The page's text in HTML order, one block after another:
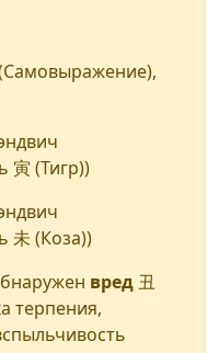
寅 (Тигр))
未 (Коза))
вред 丑
терпения,